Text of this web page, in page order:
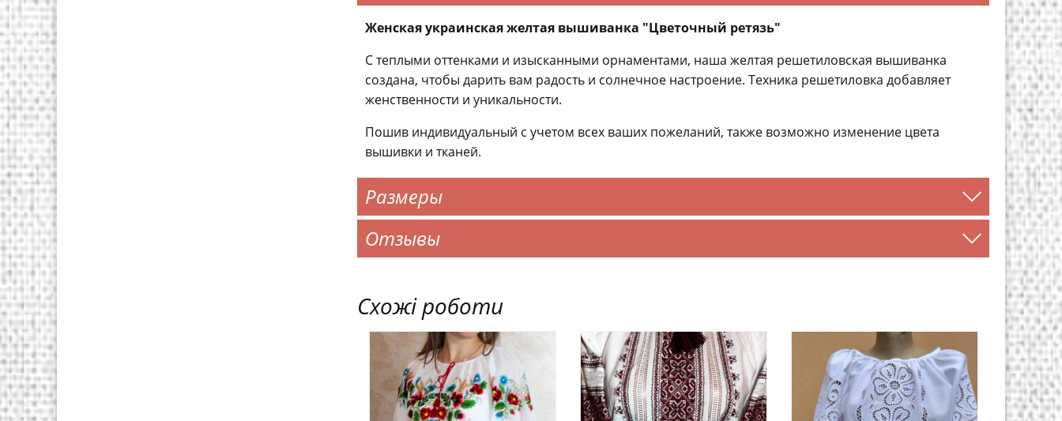
Женская украинская желтая вышиванка "Цветочный ретязь"
С теплыми оттенками и изысканными орнаментами, наша желтая решетиловская вышиванка
создана, чтобы дарить вам радость и солнечное настроение. Техника решетиловка добавляет
женственности и уникальности.
Пошив индивидуальный с учетом всех ваших пожеланий, также возможно изменение цвета
вышивки и тканей.
Размеры
Отзывы
Схожі роботи